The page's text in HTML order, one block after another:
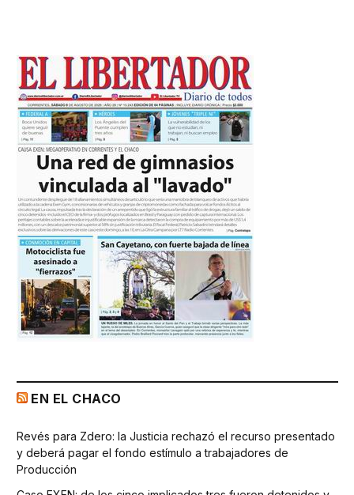
EN EL CHACO
Revés para Zdero: la Justicia rechazó el recurso presentado
y deberá pagar el fondo estímulo a trabajadores de
Producción